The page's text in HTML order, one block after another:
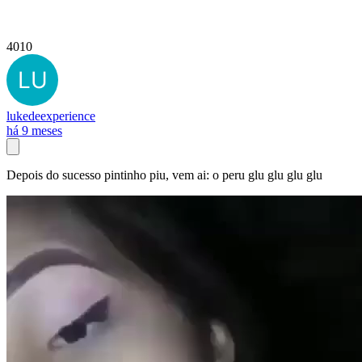
4010
lukedeexperience
há 9 meses
Depois do sucesso pintinho piu, vem ai: o peru glu glu glu glu